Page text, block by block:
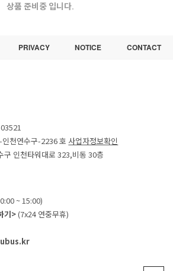
상품 준비중 입니다.
PRIVACY NOTICE CONTACT
천연수구-2236 호 사업자정보확인
구 인천타워대로 323,비동 30층
~ 15:00)
기>(7x24 연중무휴)